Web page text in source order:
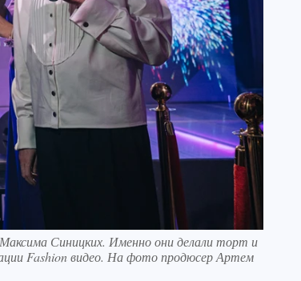
Синицких. Именно они делали торт и
Fashion видео. На фото продюсер Артем